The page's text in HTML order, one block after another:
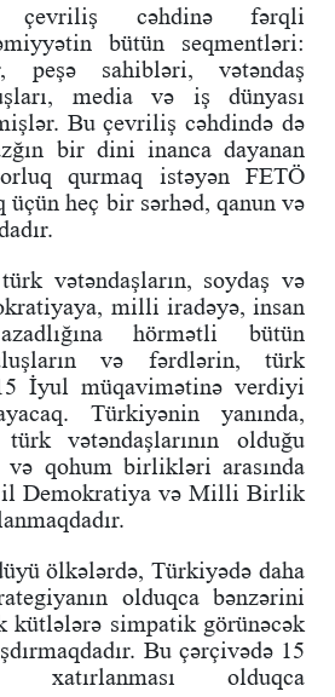
çevriliş cəhdinə fərqli
bütün seqmentləri:
peşə sahibləri, vətəndaş
media və iş dünyası
Bu çevriliş cəhdində də
bir dini inanca dayanan
qurmaq istəyən FETÖ
üçün heç bir sərhəd, qanun və
vətəndaşların, soydaş və
milli iradəyə, insan
hörmətli bütün
və fərdlərin, türk
İyul müqavimətinə verdiyi
Türkiyənin yanında,
vətəndaşlarının olduğu
və qohum birlikləri arasında
Demokratiya və Milli Birlik
ölkələrdə, Türkiyədə daha
olduqca bənzərini
kütlələrə simpatik görünəcək
Bu çərçivədə 15
olduqca